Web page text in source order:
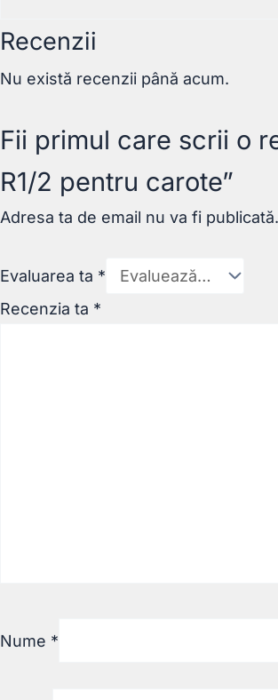
Recenzii
Nu există recenzii până acum.
Fii primul care scrii o
R1/2 pentru carote”
Adresa ta de email nu va fi publicată.
Evaluarea ta *
Recenzia ta *
Nume *